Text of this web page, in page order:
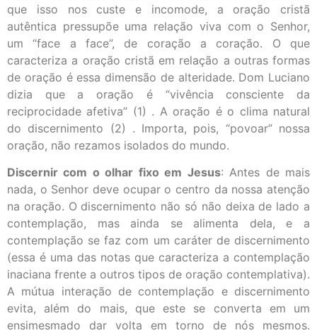
que isso nos custe e incomode, a oração cristã
autêntica pressupõe uma relação viva com o Senhor,
um “face a face”, de coração a coração. O que
caracteriza a oração cristã em relação a outras formas
de oração é essa dimensão de alteridade. Dom Luciano
dizia que a oração é “vivência consciente da
reciprocidade afetiva” (1) . A oração é o clima natural
do discernimento (2) . Importa, pois, “povoar” nossa
oração, não rezamos isolados do mundo.
Discernir com o olhar fixo em Jesus: Antes de mais
nada, o Senhor deve ocupar o centro da nossa atenção
na oração. O discernimento não só não deixa de lado a
contemplação, mas ainda se alimenta dela, e a
contemplação se faz com um caráter de discernimento
(essa é uma das notas que caracteriza a contemplação
inaciana frente a outros tipos de oração contemplativa).
A mútua interação de contemplação e discernimento
evita, além do mais, que este se converta em um
ensimesmado dar volta em torno de nós mesmos.